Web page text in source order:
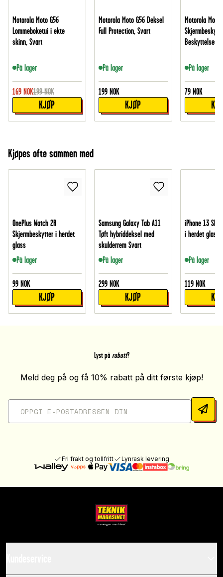
Motorola Moto G56
Lommeboketui i ekte
skinn, Svart
På lager
169 NOK199 NOK
KJØP
Motorola Moto G56 Deksel
Full Protection, Svart
På lager
199 NOK
KJØP
Motorola Moto
På lager
79 NOK
Kjøpes ofte sammen med
OnePlus Watch 2R
Skjermbeskytter i herdet
glass
På lager
99 NOK
KJØP
Samsung Galaxy Tab A11
Tøft hybriddeksel med
skulderrem Svart
På lager
299 NOK
KJØP
iPhone 13
i herdet glass
På lager
119 NOK
Lyst på rabatt?
Meld deg på og få 10% rabatt på ditt første kjøp!
Fri frakt og tollfritt Lynrask levering